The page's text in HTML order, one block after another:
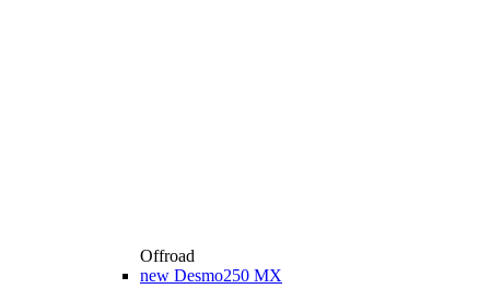
Offroad
new Desmo250 MX